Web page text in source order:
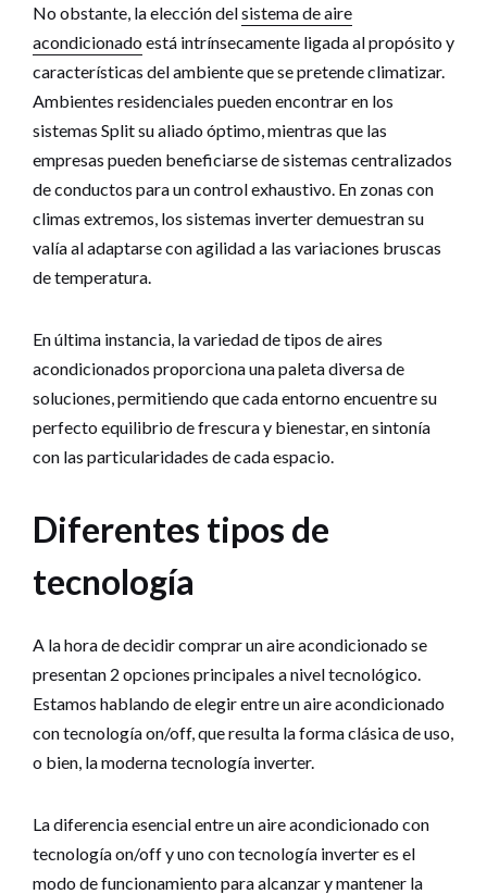
No obstante, la elección delsistema de aire
acondicionadoestá intrínsecamente ligada al propósito y
características del ambiente que se pretende climatizar.
Ambientes residenciales pueden encontrar en los
sistemas Split su aliado óptimo, mientras que las
empresas pueden beneficiarse de sistemas centralizados
de conductos para un control exhaustivo. En zonas con
climas extremos, los sistemas inverter demuestran su
valía al adaptarse con agilidad a las variaciones bruscas
de temperatura.
En última instancia, la variedad de tipos de aires
acondicionados proporciona una paleta diversa de
soluciones, permitiendo que cada entorno encuentre su
perfecto equilibrio de frescura y bienestar, en sintonía
con las particularidades de cada espacio.
Diferentes tipos de
tecnología
A la hora de decidir comprar un aire acondicionado se
presentan 2 opciones principales a nivel tecnológico.
Estamos hablando de elegir entre un aire acondicionado
con tecnología on/off, que resulta la forma clásica de uso,
o bien, la moderna tecnología inverter.
La diferencia esencial entre un aire acondicionado con
tecnología on/off y uno con tecnología inverter es el
modo de funcionamiento para alcanzar y mantener la